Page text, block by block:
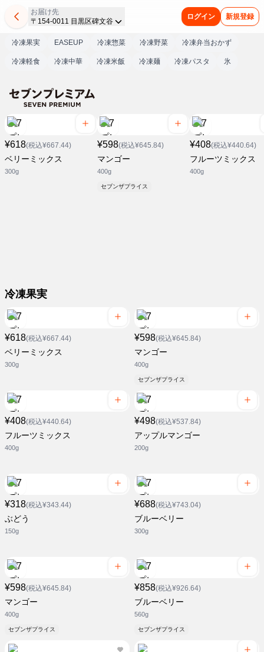
お届け先
〒154-0011 目黒区碑文谷
ログイン 新規登録
冷凍果実 EASEUP 冷凍惣菜 冷凍野菜 冷凍弁当おかず
冷凍軽食 冷凍中華 冷凍米飯 冷凍麺 冷凍パスタ 氷
¥618(税込¥667.44)
ベリーミックス
300g
¥598(税込¥645.84)
マンゴー
400g
セブンザプライス
¥408(税込¥440.64)
フルーツミックス
400g
冷凍果実
¥618(税込¥667.44)
ベリーミックス
300g
¥598(税込¥645.84)
マンゴー
400g
セブンザプライス
¥408(税込¥440.64)
フルーツミックス
400g
¥498(税込¥537.84)
アップルマンゴー
200g
¥318(税込¥343.44)
ぶどう
150g
¥688(税込¥743.04)
ブルーベリー
300g
¥598(税込¥645.84)
マンゴー
400g
セブンザプライス
¥858(税込¥926.64)
ブルーベリー
560g
セブンザプライス